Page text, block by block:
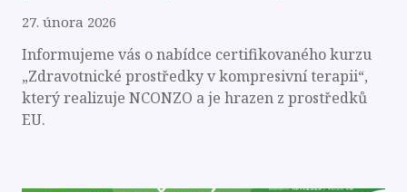
27. února 2026
Informujeme vás o nabídce certifikovaného kurzu
„Zdravotnické prostředky v kompresivní terapii“,
který realizuje NCONZO a je hrazen z prostředků
EU.